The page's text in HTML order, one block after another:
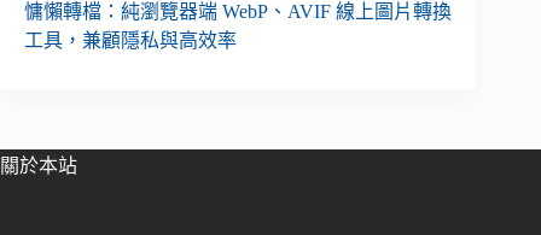
慵懶轉檔：純瀏覽器端 WebP、AVIF 線上圖片轉換
工具，兼顧隱私與高效率
關於本站